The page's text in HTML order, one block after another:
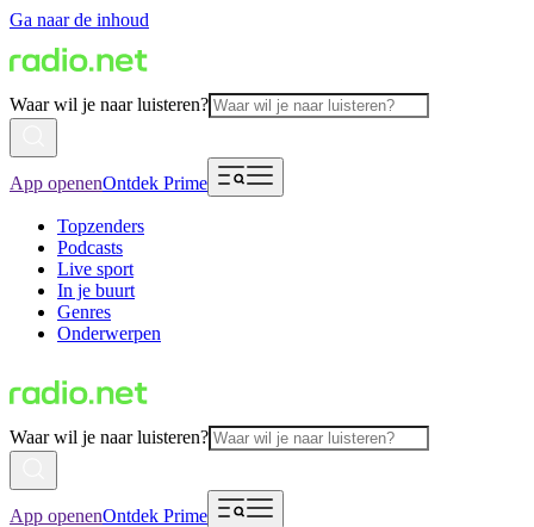
Ga naar de inhoud
Waar wil je naar luisteren?
App openenOntdek Prime
Topzenders
Podcasts
Live sport
In je buurt
Genres
Onderwerpen
Waar wil je naar luisteren?
App openenOntdek Prime